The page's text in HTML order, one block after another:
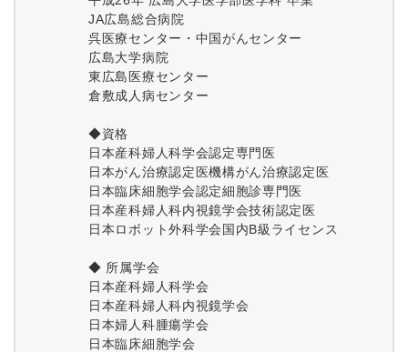
JA広島総合病院
呉医療センター・中国がんセンター
広島大学病院
東広島医療センター
倉敷成人病センター
◆資格
日本産科婦人科学会認定専門医
日本がん治療認定医機構がん治療認定医
日本臨床細胞学会認定細胞診専門医
日本産科婦人科内視鏡学会技術認定医
日本ロボット外科学会国内B級ライセンス
◆ 所属学会
日本産科婦人科学会
日本産科婦人科内視鏡学会
日本婦人科腫瘍学会
日本臨床細胞学会